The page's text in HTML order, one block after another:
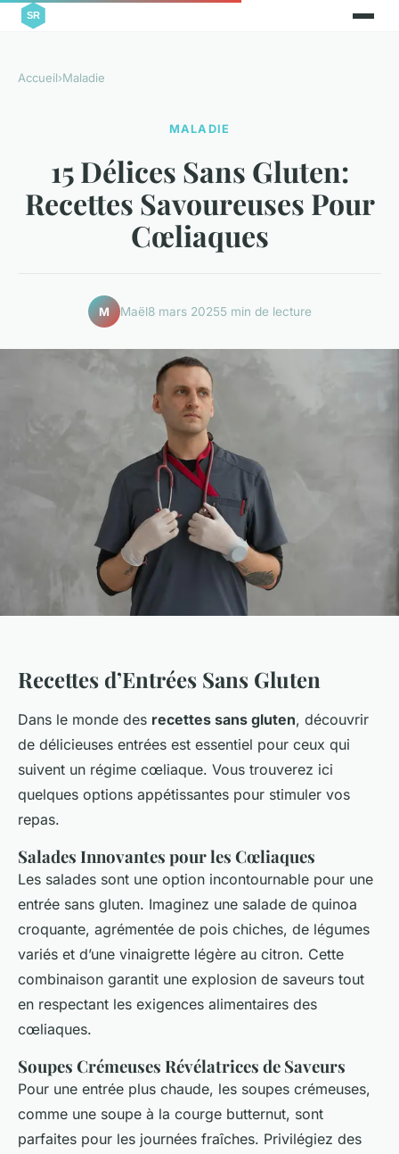
Accueil›Maladie
MALADIE
15 Délices Sans Gluten:
Recettes Savoureuses Pour
Cœliaques
M Maël8 mars 20255 min de lecture
Recettes d’Entrées Sans Gluten
Dans le monde des recettes sans gluten, découvrir
de délicieuses entrées est essentiel pour ceux qui
suivent un régime cœliaque. Vous trouverez ici
quelques options appétissantes pour stimuler vos
repas.
Salades Innovantes pour les Cœliaques
Les salades sont une option incontournable pour une
entrée sans gluten. Imaginez une salade de quinoa
croquante, agrémentée de pois chiches, de légumes
variés et d’une vinaigrette légère au citron. Cette
combinaison garantit une explosion de saveurs tout
en respectant les exigences alimentaires des
cœliaques.
Soupes Crémeuses Révélatrices de Saveurs
Pour une entrée plus chaude, les soupes crémeuses,
comme une soupe à la courge butternut, sont
parfaites pour les journées fraîches. Privilégiez des